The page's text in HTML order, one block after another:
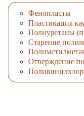
Фенопласты
Пластикация
Полиуретаны
Старение
Отверждение